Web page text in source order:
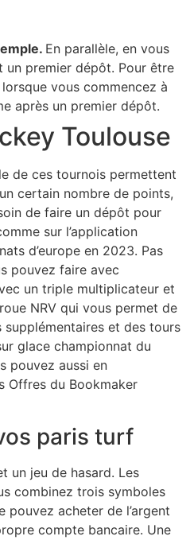
En parallèle, en vous
un premier dépôt. Pour être
vous commencez à
après un premier dépôt.
Toulouse
de ces tournois permettent
certain nombre de points,
de faire un dépôt pour
sur l’application
d’europe en 2023. Pas
pouvez faire avec
un triple multiplicateur et
NRV qui vous permet de
et des tours
glace championnat du
pouvez aussi en
Offres du Bookmaker
paris turf
un jeu de hasard. Les
combinez trois symboles
pouvez acheter de l’argent
compte bancaire. Une